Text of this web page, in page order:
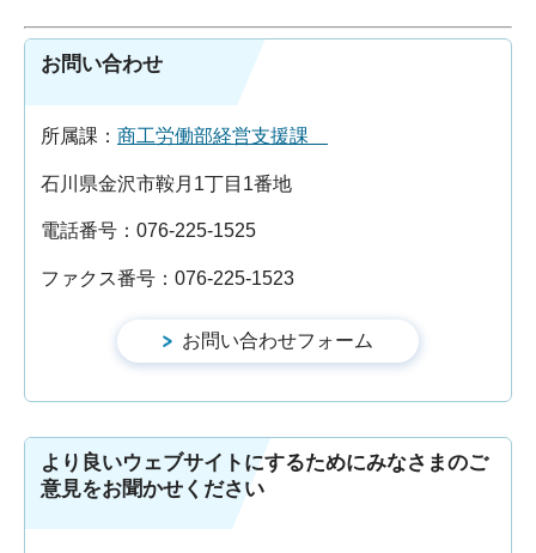
お問い合わせ
所属課： 商工労働部経営支援課
石川県金沢市鞍月1丁目1番地
電話番号：076-225-1525
ファクス番号：076-225-1523
より良いウェブサイトにするためにみなさまのご
意見をお聞かせください